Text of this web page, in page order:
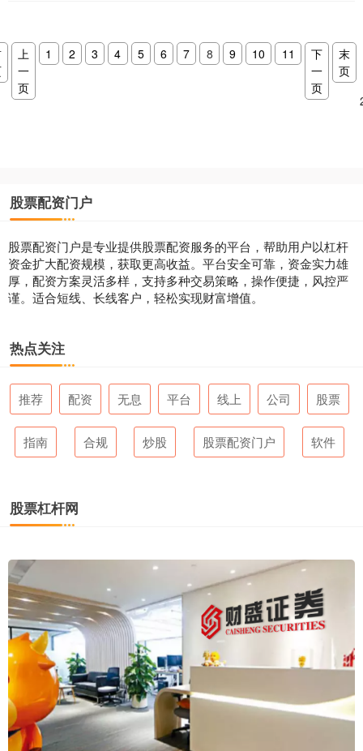
上
一
页
1 2 3 4 5 6 7 8 9 10 11
下
一
页
末
页
股票配资门户
股票配资门户是专业提供股票配资服务的平台，帮助用户以杠杆
资金扩大配资规模，获取更高收益。平台安全可靠，资金实力雄
厚，配资方案灵活多样，支持多种交易策略，操作便捷，风控严
谨。适合短线、长线客户，轻松实现财富增值。
热点关注
推荐 配资 无息 平台 线上 公司 股票
指南 合规 炒股 股票配资门户 软件
股票杠杆网